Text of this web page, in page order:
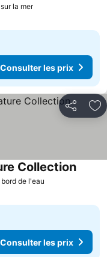
la mer
Consulter les prix
Partager
de l'eau
Collection
Consulter les prix